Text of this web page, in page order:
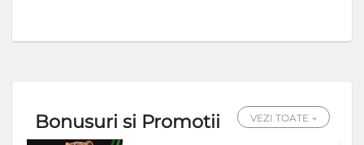
Bonusuri si Promotii VEZI TOATE →